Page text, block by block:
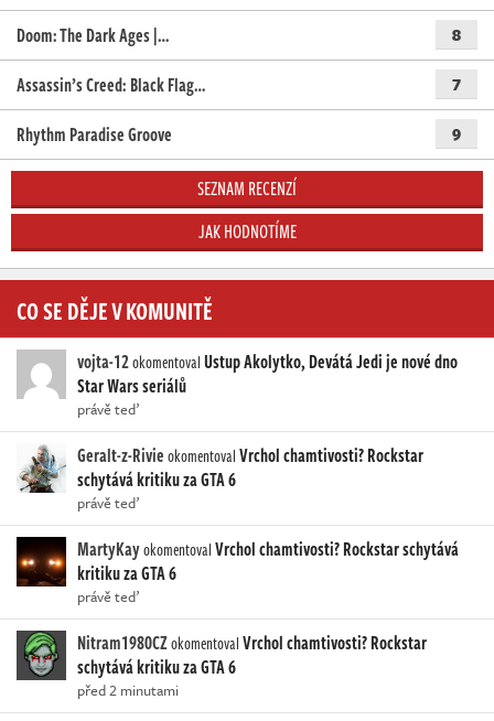
Doom: The Dark Ages |… 8
Assassin’s Creed: Black Flag… 7
Rhythm Paradise Groove 9
SEZNAM RECENZÍ
JAK HODNOTÍME
CO SE DĚJE V KOMUNITĚ
vojta-12okomentovalUstup Akolytko, Devátá Jedi je nové dno
Star Wars seriálů
právě teď
Geralt-z-RivieokomentovalVrchol chamtivosti? Rockstar
schytává kritiku za GTA 6
právě teď
MartyKayokomentovalVrchol chamtivosti? Rockstar schytává
kritiku za GTA 6
právě teď
Nitram1980CZokomentovalVrchol chamtivosti? Rockstar
schytává kritiku za GTA 6
před 2 minutami